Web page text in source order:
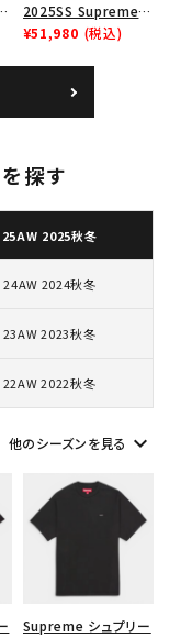
search
ック
2025SS Supreme
GOODENOUGH
ムグッドイナフ ナイキ
エアフォース１スニー
ト
¥51,980 (税込)
探す
25AW 2025秋冬
24AW 2024秋冬
23AW 2023秋冬
22AW 2022秋冬
他のシーズンを見る keyboard_arrow_down
Supreme シュプリー